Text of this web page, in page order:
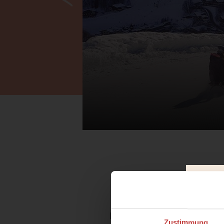
Zustimmung
Noch Lust auf weitere Ideen?